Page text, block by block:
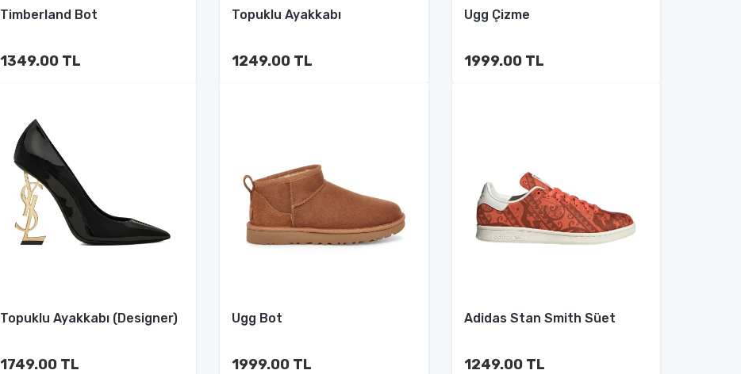
Timberland Bot
1349.00 TL
Topuklu Ayakkabı
1249.00 TL
Ugg Çizme
1999.00 TL
Topuklu Ayakkabı (Designer)
1749.00 TL
Ugg Bot
1999.00 TL
Adidas Stan Smith Süet
1249.00 TL